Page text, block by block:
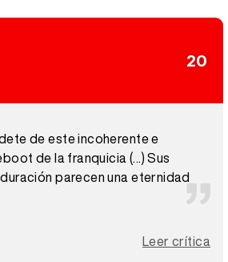
20
de este incoherente e
de la franquicia (...) Sus
parecen una eternidad
Leer crítica